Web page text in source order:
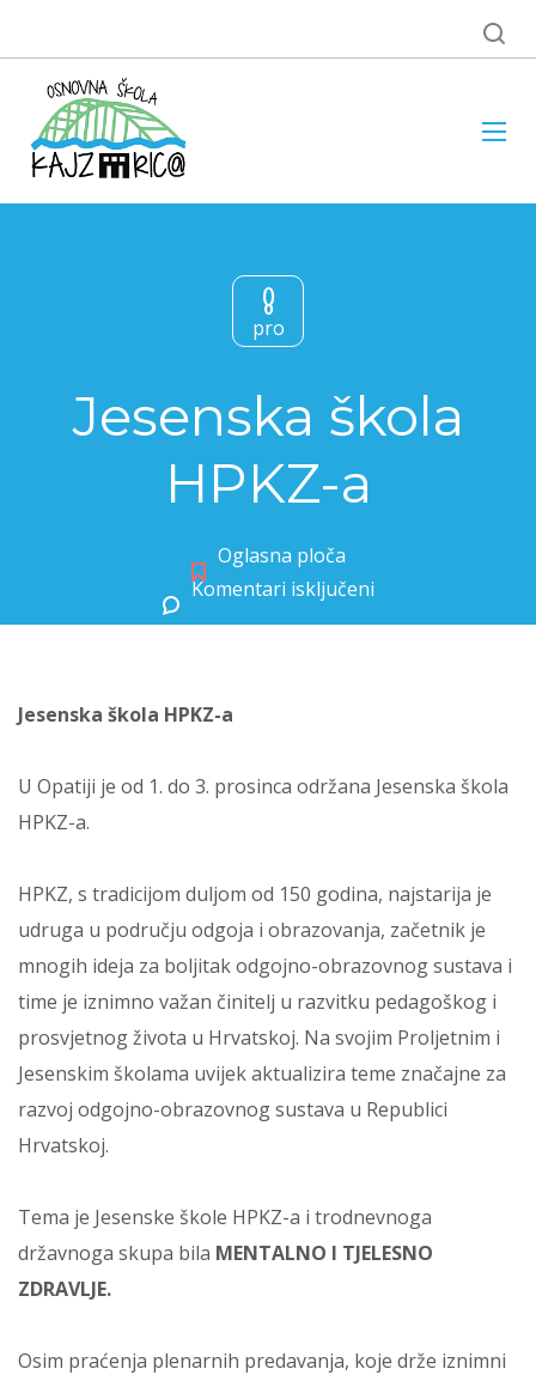
8
pro
Jesenska škola
HPKZ-a
Oglasna ploča
Komentari isključeni
Jesenska škola HPKZ-a
U Opatiji je od 1. do 3. prosinca održana Jesenska škola
HPKZ-a.
HPKZ, s tradicijom duljom od 150 godina, najstarija je
udruga u području odgoja i obrazovanja, začetnik je
mnogih ideja za boljitak odgojno-obrazovnog sustava i
time je iznimno važan činitelj u razvitku pedagoškog i
prosvjetnog života u Hrvatskoj. Na svojim Proljetnim i
Jesenskim školama uvijek aktualizira teme značajne za
razvoj odgojno-obrazovnog sustava u Republici
Hrvatskoj.
Tema je Jesenske škole HPKZ-a i trodnevnoga
državnoga skupa bila MENTALNO I TJELESNO
ZDRAVLJE.
Osim praćenja plenarnih predavanja, koje drže iznimni